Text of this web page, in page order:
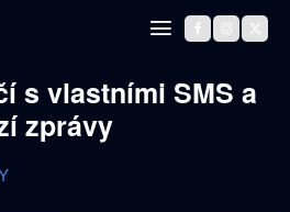
s vlastními SMS a
zprávy